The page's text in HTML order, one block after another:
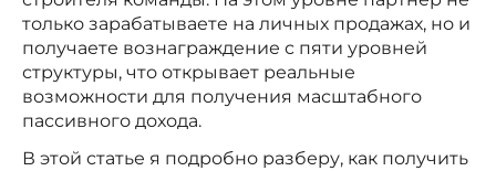
только зарабатываете на личных продажах, но и
получаете вознаграждение с пяти уровней
структуры, что открывает реальные
возможности для получения масштабного
пассивного дохода.
В этой статье я подробно разберу, как получить